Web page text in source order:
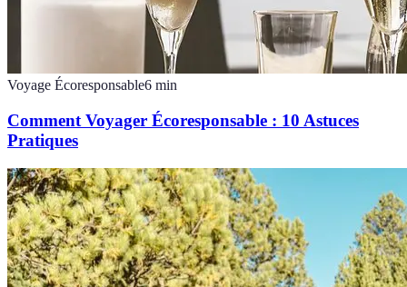
Voyage Écoresponsable6 min
Comment Voyager Écoresponsable : 10 Astuces
Pratiques